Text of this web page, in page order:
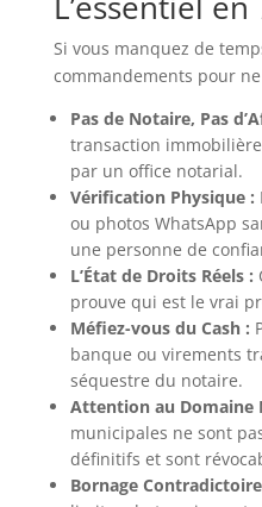
Si vous manquez de
commandements pour
Pas de Notaire, Pas
transaction
par un office notarial.
Vérification Physique :
ou photos WhatsApp
une personne de
L’État de Droits Réels :
prouve qui est le vrai
Méfiez-vous du Cash :
banque ou virements
séquestre du notaire.
Attention au Domaine
municipales ne sont
définitifs et sont
Bornage